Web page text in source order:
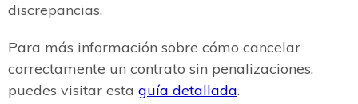
discrepancias.
Para más información sobre cómo cancelar
correctamente un contrato sin penalizaciones,
puedes visitar esta guía detallada.